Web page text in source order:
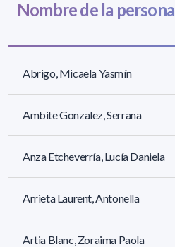
Nombre de la persona
Abrigo, Micaela Yasmín
Ambite Gonzalez, Serrana
Anza Etcheverría, Lucía Daniela
Arrieta Laurent, Antonella
Artia Blanc, Zoraima Paola